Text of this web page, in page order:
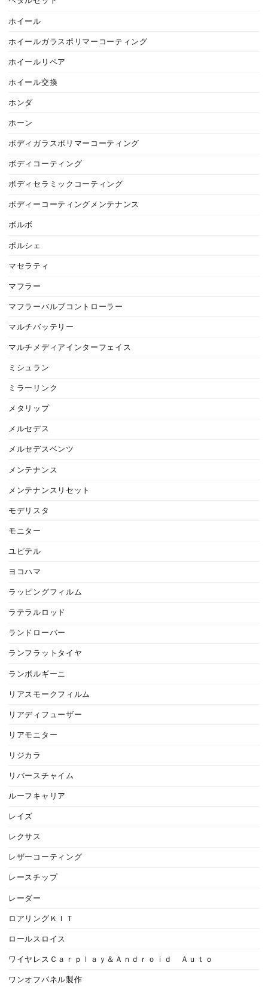
ホイール
ホイールガラスポリマーコーティング
ホイールリペア
ホイール交換
ホンダ
ホーン
ボディガラスポリマーコーティング
ボディコーティング
ボディセラミックコーティング
ボディーコーティングメンテナンス
ボルボ
ポルシェ
マセラティ
マフラー
マフラーバルブコントローラー
マルチバッテリー
マルチメディアインターフェイス
ミシュラン
ミラーリンク
メタリップ
メルセデス
メルセデスベンツ
メンテナンス
メンテナンスリセット
モデリスタ
モニター
ユピテル
ヨコハマ
ラッピングフィルム
ラテラルロッド
ランドローバー
ランフラットタイヤ
ランボルギーニ
リアスモークフィルム
リアディフューザー
リアモニター
リジカラ
リバースチャイム
ルーフキャリア
レイズ
レクサス
レザーコーティング
レースチップ
レーダー
ロアリングＫＩＴ
ロールスロイス
ワイヤレスＣａｒｐｌａｙ＆Ａｎｄｒｏｉｄ Ａｕｔｏ
ワンオフパネル製作